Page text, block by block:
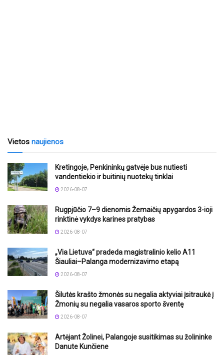
Vietos naujienos
Kretingoje, Penkininkų gatvėje bus nutiesti
vandentiekio ir buitinių nuotekų tinklai
2026-08-07
Rugpjūčio 7–9 dienomis Žemaičių apygardos 3-ioji
rinktinė vykdys karines pratybas
2026-08-07
„Via Lietuva“ pradeda magistralinio kelio A11
Šiauliai–Palanga modernizavimo etapą
2026-08-07
Šilutės krašto žmonės su negalia aktyviai įsitraukė į
Žmonių su negalia vasaros sporto šventę
2026-08-07
Artėjant Žolinei, Palangoje susitikimas su žolininke
Danute Kunčiene